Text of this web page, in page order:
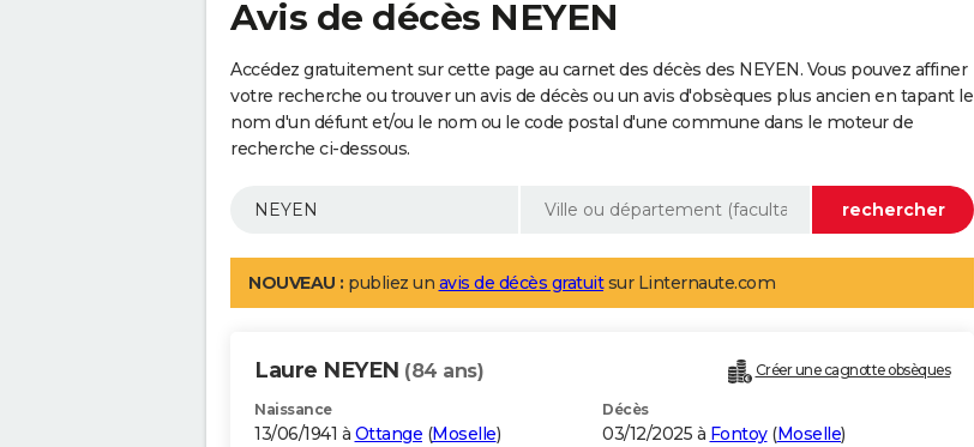
Avis de décès NEYEN
Accédez gratuitement sur cette page au carnet des décès des NEYEN. Vous pouvez affiner
votre recherche ou trouver un avis de décès ou un avis d'obsèques plus ancien en tapant le
nom d'un défunt et/ou le nom ou le code postal d'une commune dans le moteur de
recherche ci-dessous.
NOUVEAU : publiez un avis de décès gratuitsur Linternaute.com
Laure NEYEN (84 ans) Créer une cagnotte obsèques
Naissance
13/06/1941 à Ottange (Moselle)
Décès
03/12/2025 à Fontoy(Moselle)